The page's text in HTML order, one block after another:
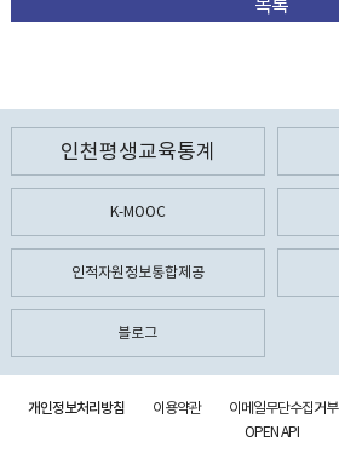
목록
인천평생교육통계
K-MOOC
인적자원정보통합제공
블로그
개인정보처리방침 이용약관 이메일무단수집거부
OPEN API